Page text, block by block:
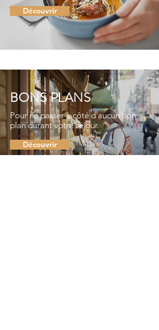
Découvrir
BONS PLANS
Pour ne passer à côté d'aucun bon
plan durant votre séjour.
Découvrir